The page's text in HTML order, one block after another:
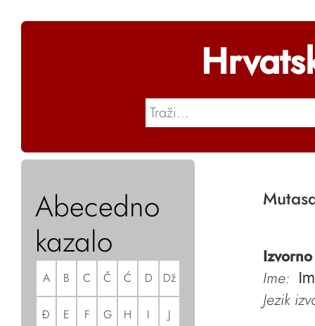
Abecedno
kazalo
A B C Č Ć D Dž
Đ E F G H I J
Ime:
Jezik